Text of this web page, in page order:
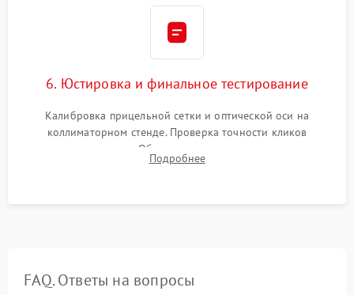
6. Юстировка и финальное тестирование
Калибровка прицельной сетки и оптической оси на
коллиматорном стенде. Проверка точности кликов
механизма поправок. Обязательное испытание прицела на
ударном стенде для проверки устойчивости к отдаче и
Подробнее
FAQ. Ответы на вопросы